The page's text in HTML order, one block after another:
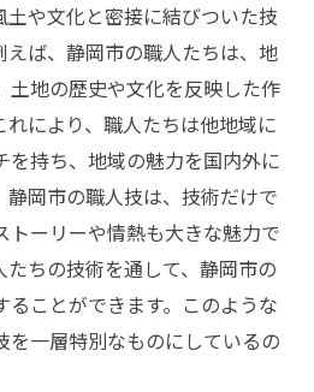
技がもたらす文化的な意味
技術が共鳴する瞬間
が挑む新たな挑戦
す新たな職人スタイル
静岡市のイベントガイド
できるイベント紹介
フェスティバルの魅力
ができるマーケット情報
人イベント特集
土や文化と密接に結びついた技
ば、静岡市の職人たちは、地
土地の歴史や文化を反映した作
により、職人たちは他地域に
を持ち、地域の魅力を国内外に
岡市の職人技は、技術だけで
トーリーや情熱も大きな魅力で
ちの技術を通して、静岡市の
ことができます。このような
を一層特別なものにしているの